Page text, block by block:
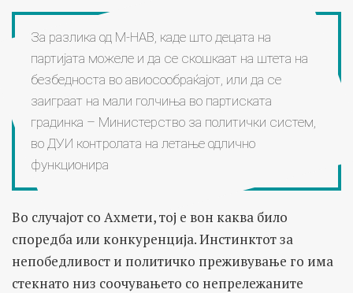
За разлика од М-НАВ, каде што децата на
партијата можеле и да се скошкаат на штета на
безбедноста во авиосообраќајот, или да се
заиграат на мали голчиња во партиската
градинка – Министерство за политички систем,
во ДУИ контролата на летање одлично
функционира
Во случајот со Ахмети, тој е вон каква било
споредба или конкуренција. Инстинктот за
непобедливост и политичко преживување го има
стекнато низ соочувањето со непрележаните